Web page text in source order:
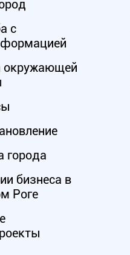
с
окружающей
города
бизнеса в
Роге